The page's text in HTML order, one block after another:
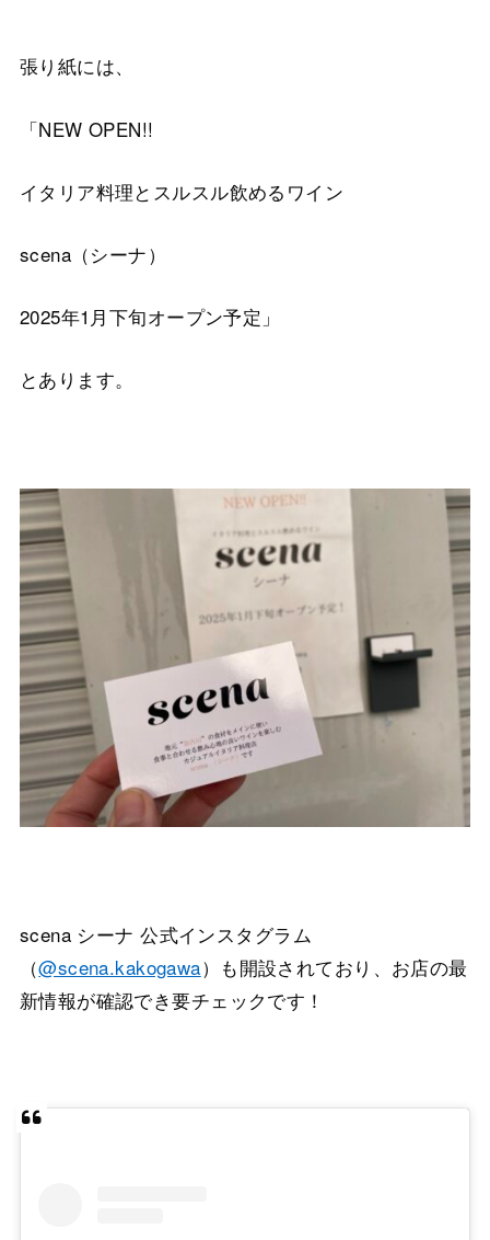
張り紙には、
「NEW OPEN!!
イタリア料理とスルスル飲めるワイン
scena（シーナ）
2025年1月下旬オープン予定」
とあります。
scena シーナ 公式インスタグラム
（@scena.kakogawa）も開設されており、お店の最
新情報が確認でき要チェックです！